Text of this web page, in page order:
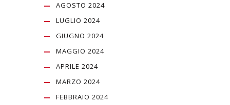
AGOSTO 2024
LUGLIO 2024
GIUGNO 2024
MAGGIO 2024
APRILE 2024
MARZO 2024
FEBBRAIO 2024